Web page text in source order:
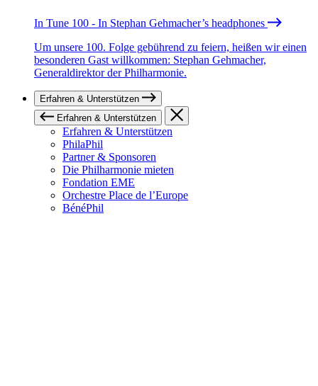
In Tune 100 - In Stephan Gehmacher’s headphones
Um unsere 100. Folge gebührend zu feiern, heißen wir einen
besonderen Gast willkommen: Stephan Gehmacher,
Generaldirektor der Philharmonie.
Erfahren & Unterstützen
Erfahren & Unterstützen
Erfahren & Unterstützen
PhilaPhil
Partner & Sponsoren
Die Philharmonie mieten
Fondation EME
Orchestre Place de l’Europe
BénéPhil